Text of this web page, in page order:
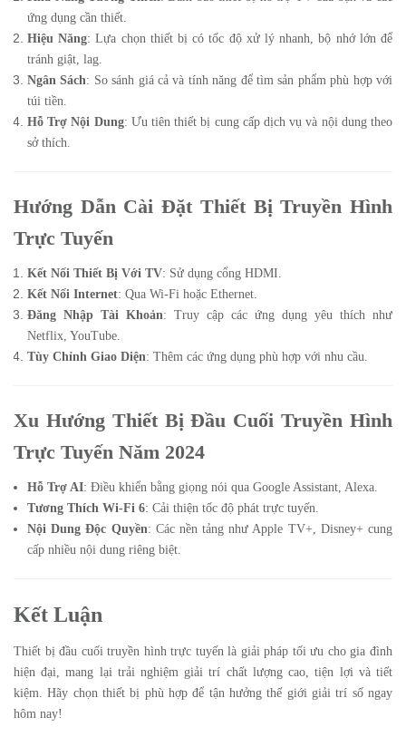
ứng dụng cần thiết.
Hiệu Năng: Lựa chọn thiết bị có tốc độ xử lý nhanh, bộ nhớ lớn để
tránh giật, lag.
Ngân Sách: So sánh giá cả và tính năng để tìm sản phẩm phù hợp với
túi tiền.
Hỗ Trợ Nội Dung: Ưu tiên thiết bị cung cấp dịch vụ và nội dung theo
sở thích.
Hướng Dẫn Cài Đặt Thiết Bị Truyền Hình
Trực Tuyến
Kết Nối Thiết Bị Với TV: Sử dụng cổng HDMI.
Kết Nối Internet: Qua Wi-Fi hoặc Ethernet.
Đăng Nhập Tài Khoản: Truy cập các ứng dụng yêu thích như
Netflix, YouTube.
Tùy Chỉnh Giao Diện: Thêm các ứng dụng phù hợp với nhu cầu.
Xu Hướng Thiết Bị Đầu Cuối Truyền Hình
Trực Tuyến Năm 2024
Hỗ Trợ AI: Điều khiển bằng giọng nói qua Google Assistant, Alexa.
Tương Thích Wi-Fi 6: Cải thiện tốc độ phát trực tuyến.
Nội Dung Độc Quyền: Các nền tảng như Apple TV+, Disney+ cung
cấp nhiều nội dung riêng biệt.
Kết Luận
Thiết bị đầu cuối truyền hình trực tuyến là giải pháp tối ưu cho gia đình
hiện đại, mang lại trải nghiệm giải trí chất lượng cao, tiện lợi và tiết
kiệm. Hãy chọn thiết bị phù hợp để tận hưởng thế giới giải trí số ngay
hôm nay!